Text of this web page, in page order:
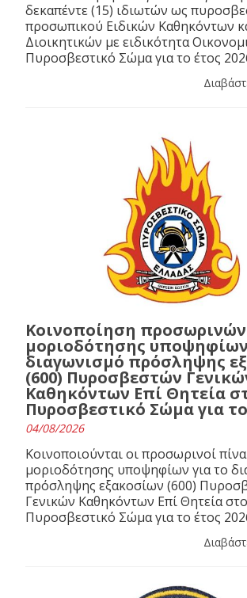
δεκαπέντε (15) ιδιωτών ως
προσωπικού Ειδικών Καθηκόντων
Διοικητικών με ειδικότητα
Πυροσβεστικό Σώμα για το έτος
Κοινοποίηση
μοριοδότησης υποψηφίων
διαγωνισμό πρόσληψης
(600) Πυροσβεστών
Καθηκόντων Επί Θητεία
Πυροσβεστικό Σώμα για
04/08/2026
Κοινοποιούνται οι προσωρινοί
μοριοδότησης υποψηφίων για το
πρόσληψης εξακοσίων (600)
Γενικών Καθηκόντων Επί Θητεία στο
Πυροσβεστικό Σώμα για το έτος